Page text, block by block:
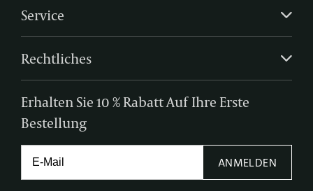
Service
Rechtliches
Erhalten Sie 10 % Rabatt Auf Ihre Erste
Bestellung
ANMELDEN